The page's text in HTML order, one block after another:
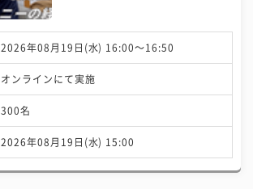
2026年08月19日(水) 16:00〜16:50
オンラインにて実施
300名
2026年08月19日(水) 15:00